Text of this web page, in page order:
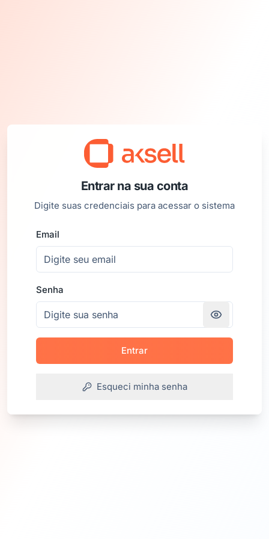
Entrar na sua conta
Digite suas credenciais para acessar o sistema
Email
Senha
Entrar
Esqueci minha senha